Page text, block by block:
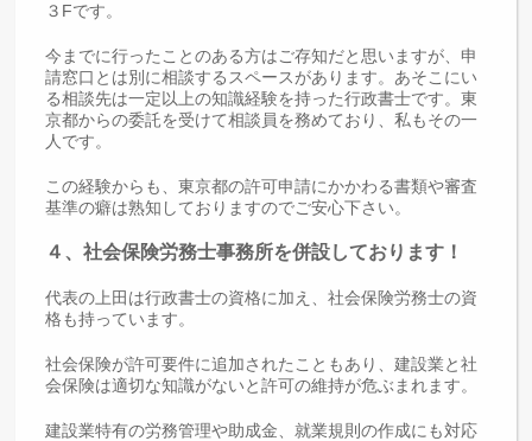
３Fです。
今までに行ったことのある方はご存知だと思いますが、申
請窓口とは別に相談するスペースがあります。あそこにい
る相談先は一定以上の知識経験を持った行政書士です。東
京都からの委託を受けて相談員を務めており、私もその一
人です。
この経験からも、東京都の許可申請にかかわる書類や審査
基準の癖は熟知しておりますのでご安心下さい。
４、社会保険労務士事務所を併設しております！
代表の上田は行政書士の資格に加え、社会保険労務士の資
格も持っています。
社会保険が許可要件に追加されたこともあり、建設業と社
会保険は適切な知識がないと許可の維持が危ぶまれます。
建設業特有の労務管理や助成金、就業規則の作成にも対応